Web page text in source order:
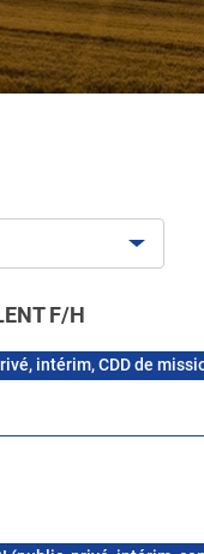
F/H
intérim, CDD de